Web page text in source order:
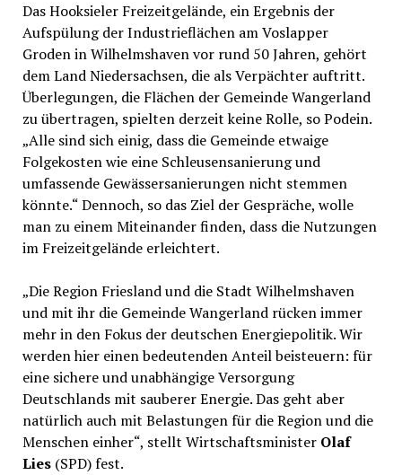
Das Hooksieler Freizeitgelände, ein Ergebnis der
Aufspülung der Industrieflächen am Voslapper
Groden in Wilhelmshaven vor rund 50 Jahren, gehört
dem Land Niedersachsen, die als Verpächter auftritt.
Überlegungen, die Flächen der Gemeinde Wangerland
zu übertragen, spielten derzeit keine Rolle, so Podein.
„Alle sind sich einig, dass die Gemeinde etwaige
Folgekosten wie eine Schleusensanierung und
umfassende Gewässersanierungen nicht stemmen
könnte.“ Dennoch, so das Ziel der Gespräche, wolle
man zu einem Miteinander finden, dass die Nutzungen
im Freizeitgelände erleichtert.
„Die Region Friesland und die Stadt Wilhelmshaven
und mit ihr die Gemeinde Wangerland rücken immer
mehr in den Fokus der deutschen Energiepolitik. Wir
werden hier einen bedeutenden Anteil beisteuern: für
eine sichere und unabhängige Versorgung
Deutschlands mit sauberer Energie. Das geht aber
natürlich auch mit Belastungen für die Region und die
Menschen einher“, stellt WirtschaftsministerOlaf
Lies(SPD) fest.